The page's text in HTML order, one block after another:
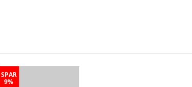
SPAR
9%